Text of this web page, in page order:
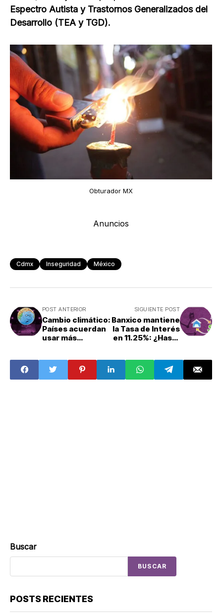
Espectro Autista y Trastornos Generalizados del
Desarrollo (TEA y TGD).
Obturador MX
Anuncios
Cdmx Inseguridad México
POST ANTERIOR
Cambio climático:
Países acuerdan
usar más
SIGUIENTE POST
Banxico mantiene
la Tasa de Interés
en 11.25%: ¿Hasta
Buscar
BUSCAR
POSTS RECIENTES